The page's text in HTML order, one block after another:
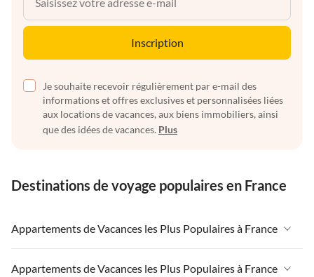
Inscription
Je souhaite recevoir régulièrement par e-mail des
informations et offres exclusives et personnalisées liées
aux locations de vacances, aux biens immobiliers, ainsi
que des idées de vacances. Plus
Destinations de voyage populaires en France
Appartements de Vacances les Plus Populaires à France
Appartements de Vacances à France
Appartements de Vacances les Plus Populaires à France